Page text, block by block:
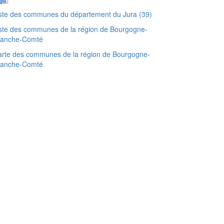
des communes du département du Jura (39)
des communes de la région de Bourgogne-
Comté
des communes de la région de Bourgogne-
Comté